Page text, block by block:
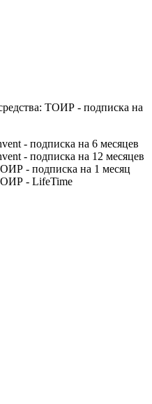
ТОИР - подписка на
- подписка на 6 месяцев
- подписка на 12 месяцев
- подписка на 1 месяц
- LifeTime